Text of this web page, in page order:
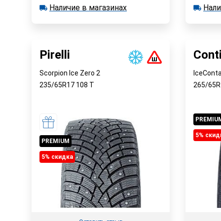
В корзину
в наличии 2 шт.
Наличие в магазинах в наличии
Pirelli
Scorpion Ice Zero 2
235/65R17 108 T
PREMIUM
5% cкидка
265/
5%